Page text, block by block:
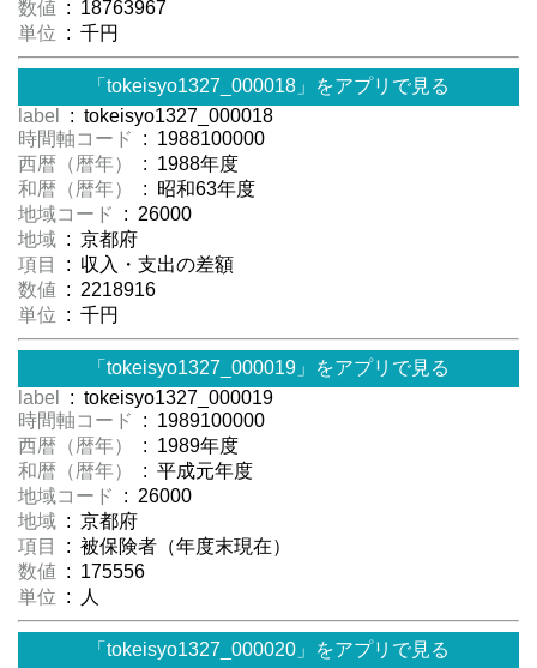
数値 : 18763967
単位 : 千円
「tokeisyo1327_000018」をアプリで見る
label
: tokeisyo1327_000018
時間軸コード
: 1988100000
西暦（暦年）
: 1988年度
和暦（暦年）
: 昭和63年度
地域コード
: 26000
地域 : 京都府
項目
: 収入・支出の差額
数値 : 2218916
単位 : 千円
「tokeisyo1327_000019」をアプリで見る
label
: tokeisyo1327_000019
時間軸コード
: 1989100000
西暦（暦年）
: 1989年度
和暦（暦年）
: 平成元年度
地域コード
: 26000
地域 : 京都府
項目
: 被保険者（年度末現在）
数値 : 175556
単位 : 人
「tokeisyo1327_000020」をアプリで見る